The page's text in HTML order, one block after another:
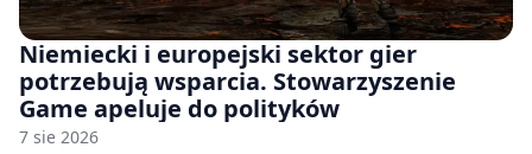
Niemiecki i europejski sektor gier
potrzebują wsparcia. Stowarzyszenie
Game apeluje do polityków
7 sie 2026